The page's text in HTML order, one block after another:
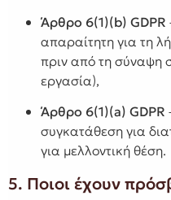
Άρθρο 6(1)(b) GDPR
απαραίτητη για τη
πριν από τη σύναψη
εργασία),
Άρθρο 6(1)(a) GDPR
συγκατάθεση για
για μελλοντική θέση.
5. Ποιοι έχουν